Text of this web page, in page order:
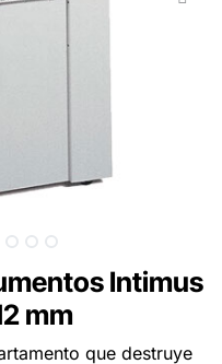
Intimus
mm
que destruye